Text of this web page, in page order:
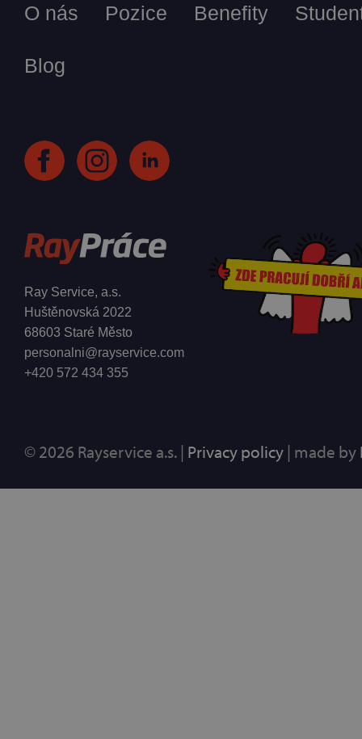
Ray Service, a.s.
Huštěnovská 2022
68603 Staré Město
personalni@rayservice.com
+420 572 434 355
O nás Pozice Benefity
Blog
© 2026 Rayservice a.s. | Privacy policy | made by